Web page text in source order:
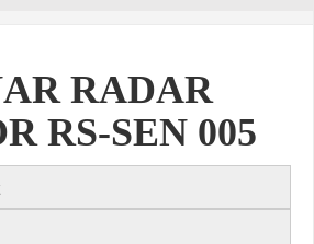
RADAR
RS-SEN 005